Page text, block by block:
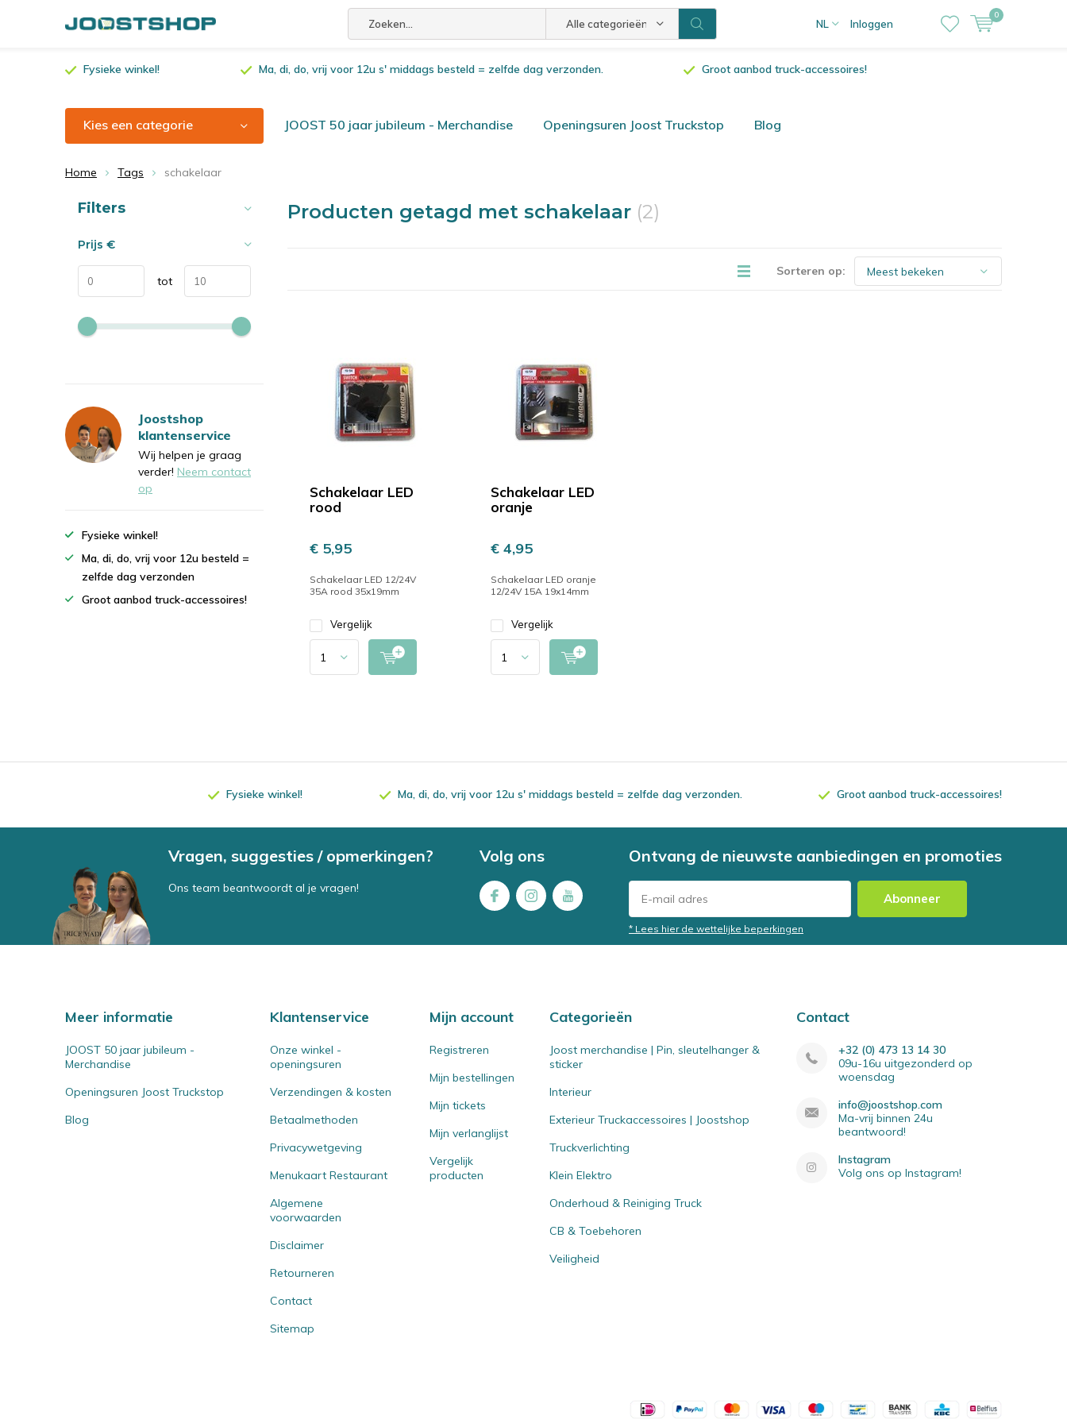
Alle categorieën NL Inloggen
0
Fysieke winkel! Ma, di, do, vrij voor 12u s' middags besteld = zelfde dag verzonden. Groot aanbod truck-accessoires!
Kies een categorie JOOST 50 jaar jubileum - Merchandise Openingsuren Joost Truckstop Blog
Home Tags schakelaar
Producten getagd met schakelaar (2)
Sorteren op:
Schakelaar LED
rood
€ 5,95
Schakelaar LED 12/24V
35A rood 35x19mm
Vergelijk
Schakelaar LED
oranje
€ 4,95
Schakelaar LED oranje
12/24V 15A 19x14mm
Vergelijk
Sorteren op:
Filters
Prijs €
tot
Joostshop
klantenservice
Wij helpen je graag
verder! Neem contact
op
Fysieke winkel!
Ma, di, do, vrij voor 12u besteld =
zelfde dag verzonden
Groot aanbod truck-accessoires!
Fysieke winkel! Ma, di, do, vrij voor 12u s' middags besteld = zelfde dag verzonden. Groot aanbod truck-accessoires!
Vragen, suggesties / opmerkingen?
Ons team beantwoordt al je vragen!
Volg ons Ontvang de nieuwste aanbiedingen en promoties
Abonneer
* Lees hier de wettelijke beperkingen
Meer informatie
JOOST 50 jaar jubileum -
Merchandise
Openingsuren Joost Truckstop
Blog
Klantenservice
Onze winkel -
openingsuren
Verzendingen & kosten
Betaalmethoden
Privacywetgeving
Menukaart Restaurant
Algemene
voorwaarden
Disclaimer
Retourneren
Contact
Sitemap
Mijn account
Registreren
Mijn bestellingen
Mijn tickets
Mijn verlanglijst
Vergelijk
producten
Categorieën
Joost merchandise | Pin, sleutelhanger &
sticker
Interieur
Exterieur Truckaccessoires | Joostshop
Truckverlichting
Klein Elektro
Onderhoud & Reiniging Truck
CB & Toebehoren
Veiligheid
Contact
+32 (0) 473 13 14 30
09u-16u uitgezonderd op
woensdag
info@joostshop.com
Ma-vrij binnen 24u
beantwoord!
Instagram
Volg ons op Instagram!